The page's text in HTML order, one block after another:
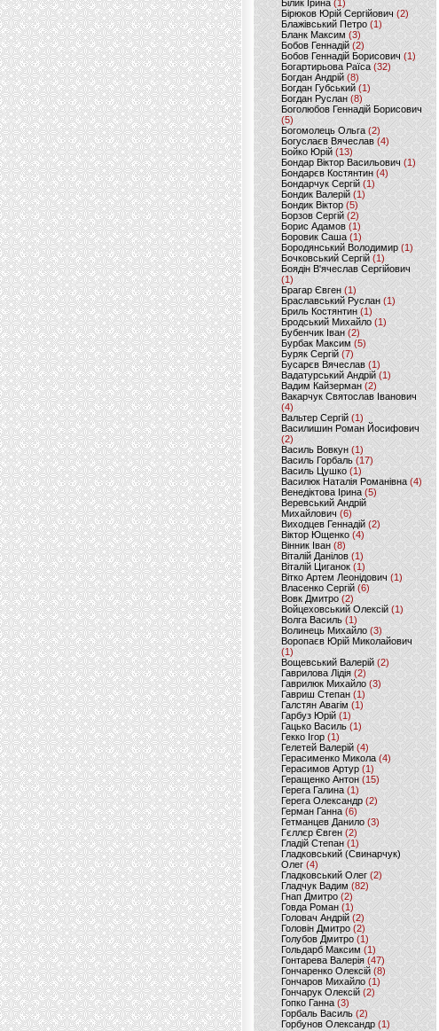
Білик Ірина (1)
Бірюков Юрій Сергійович (2)
Блажівський Петро (1)
Бланк Максим(3)
Бобов Геннадій (2)
Бобов Геннадій Борисович (1)
Богартирьова Раїса (32)
Богдан Андрій(8)
Богдан Губський (1)
Богдан Руслан(8)
Боголюбов Геннадій Борисович
(5)
Богомолець Ольга (2)
Богуслаєв Вячеслав (4)
Бойко Юрій (13)
Бондар Віктор Васильович (1)
Бондарєв Костянтин (4)
Бондарчук Сергій(1)
Бондик Валерій (1)
Бондик Віктор(5)
Борзов Сергiй (2)
Борис Адамов(1)
Боровик Саша (1)
Бородянський Володимир (1)
Бочковський Сергій (1)
Боядін В'ячеслав Сергійович
(1)
Брагар Євген (1)
Браславський Руслан (1)
Бриль Костянтин (1)
Бродський Михайло (1)
Бубенчик Іван(2)
Бурбак Максим (5)
Буряк Сергій (7)
Бусарєв Вячеслав (1)
Вадатурський Андрій (1)
Вадим Кайзерман (2)
Вакарчук Святослав Іванович
(4)
Вальтер Сергій (1)
Василишин Роман Йосифович
(2)
Василь Вовкун (1)
Василь Горбаль (17)
Василь Цушко (1)
Василюк Наталія Романівна (4)
Венедіктова Ірина(5)
Веревський Андрій
Михайлович (6)
Виходцев Геннадій (2)
Віктор Ющенко (4)
Вінник Іван (8)
Віталій Данілов (1)
Віталій Циганок (1)
Вітко Артем Леонідович(1)
Власенко Сергій (6)
Вовк Дмитро(2)
Войцеховський Олексій(1)
Волга Василь (1)
Волинець Михайло (3)
Воропаєв Юрій Миколайович
(1)
Вощевський Валерій(2)
Гаврилова Лідія (2)
Гаврилюк Михайло (3)
Гавриш Степан (1)
Галстян Авагім (1)
Гарбуз Юрій (1)
Гацько Василь (1)
Гекко Ігор(1)
Гелетей Валерій (4)
Герасименко Микола (4)
Герасимов Артур (1)
Геращенко Антон(15)
Герега Галина (1)
Герега Олександр (2)
Герман Ганна (6)
Гетманцев Данило (3)
Гєллєр Євген (2)
Гладій Степан(1)
Гладковський (Свинарчук)
Олег (4)
Гладковський Олег (2)
Гладчук Вадим (82)
Гнап Дмитро (2)
Говда Роман(1)
Головач Андрій (2)
Головін Дмитро (2)
Голубов Дмитро (1)
Гольдарб Максим(1)
Гонтарева Валерія (47)
Гончаренко Олексій(8)
Гончаров Михайло (1)
Гончарук Олексій (2)
Гопко Ганна (3)
Горбаль Василь (2)
Горбунов Олександр (1)